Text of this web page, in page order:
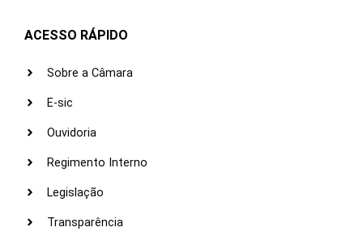
ACESSO RÁPIDO
Sobre a Câmara
E-sic
Ouvidoria
Regimento Interno
Legislação
Transparência